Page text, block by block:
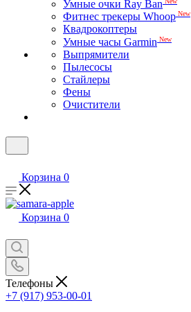
Умные очки Ray Ban
Фитнес трекеры Whoop New
Квадрокоптеры
Умные часы Garmin New
Выпрямители
Пылесосы
Стайлеры
Фены
Очистители
Корзина 0
Корзина 0
Телефоны
+7 (917) 953-00-01